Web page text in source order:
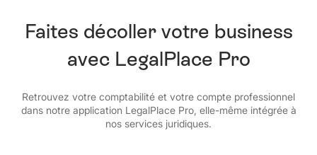
Faites décoller votre business
avec LegalPlace Pro
Retrouvez votre comptabilité et votre compte professionnel
dans notre application LegalPlace Pro, elle-même intégrée à
nos services juridiques.